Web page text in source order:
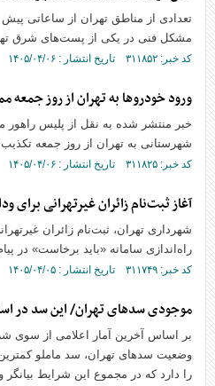
تعدادی از مناطق تهران از ساعاتی
مشکل فنی در یکی از پست‌های شرق
کد خبر: ۳۱۱۸۵۲ تاریخ انتشار : ۱۴۰۵/۰۴/۰۶
ورود خودرو‌ها به تهران از روز جمعه
خبر منتشر شده به نقل از پلیس راهور
شهرستانی به تهران از روز جمعه
کد خبر: ۳۱۱۸۲۵ تاریخ انتشار : ۱۴۰۵/۰۴/۰۶
آغاز ثبت‌نام زائران غیرتهرانی برای
شهرداری تهران، ثبت‌نام زائران
راه‌اندازی سامانه «باید برخاست» در
کد خبر: ۳۱۱۷۴۹ تاریخ انتشار : ۱۴۰۵/۰۴/۰۵
موجودی سد‌های تهران/ این سد در
بر اساس آخرین آمار اعلامی از سوی
وضعیت سد‌های تهران، سد ماملو
را دارد که در مجموع این شرایط